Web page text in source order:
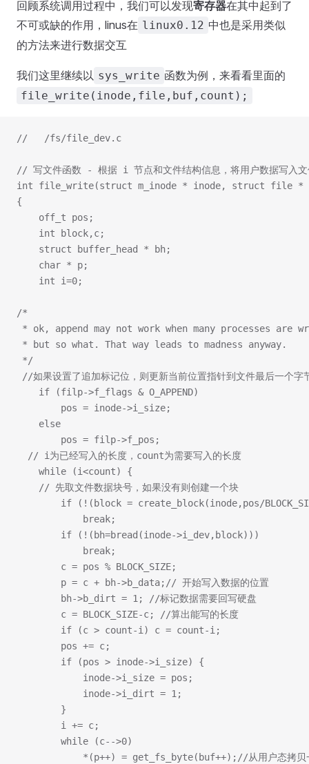
回顾系统调用过程中，我们可以发现寄存器在其中起到了
不可或缺的作用，linus在 linux0.12 中也是采用类似
的方法来进行数据交互
我们这里继续以 sys_write 函数为例，来看看里面的
file_write(inode,file,buf,count);
//   /fs/file_dev.c
// 写文件函数 - 根据 i 节点和文件结构信息，将用户数据写入文
int file_write(struct m_inode * inode, struct file
{
	off_t pos;
	int block,c;
	struct buffer_head * bh;
	char * p;
	int i=0;
/*
* ok, append may not work when many processes are
* but so what. That way leads to madness anyway.
*/
//如果设置了追加标记位，则更新当前位置指针到文件最后一个字
	if (filp->f_flags & O_APPEND)
		pos = inode->i_size;
	else
		pos = filp->f_pos;
  // i为已经写入的长度，count为需要写入的长度
	while (i<count) {
    // 先取文件数据块号，如果没有则创建一个块
if (!(block = create_block(inode,pos/
			break;
		if (!(bh=bread(inode->i_dev,block)))
			break;
		c = pos % BLOCK_SIZE;
		p = c + bh->b_data;// 开始写入数据的位置
		bh->b_dirt = 1; //标记数据需要回写硬盘
		c = BLOCK_SIZE-c; //算出能写的长度
		if (c > count-i) c = count-i;
		pos += c;
		if (pos > inode->i_size) {
			inode->i_size = pos;
			inode->i_dirt = 1;
		}
		i += c;
		while (c-->0)
*(p++) = get_fs_byte(buf++);//从用户态拷贝